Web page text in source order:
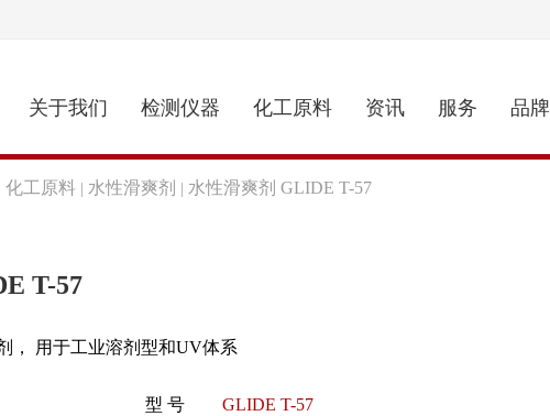
关于我们 检测仪器 化工原料 资讯 服务 品牌
化工原料 水性滑爽剂 水性滑爽剂 GLIDE T-57
T-57
， 用于工业溶剂型和UV体系
型 号
GLIDE T-57